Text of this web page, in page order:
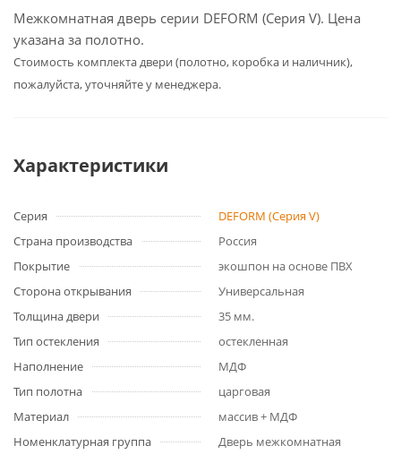
Межкомнатная дверь серии DEFORM (Серия V). Цена
указана за полотно.
Cтоимость комплекта двери (полотно, коробка и наличник),
пожалуйста, уточняйте у менеджера.
Характеристики
Серия
DEFORM (Серия V)
Страна производства
Россия
Покрытие
экошпон на основе ПВХ
Сторона открывания
Универсальная
Толщина двери
35 мм.
Тип остекления
остекленная
Наполнение
МДФ
Тип полотна
царговая
Материал
массив + МДФ
Номенклатурная группа
Дверь межкомнатная